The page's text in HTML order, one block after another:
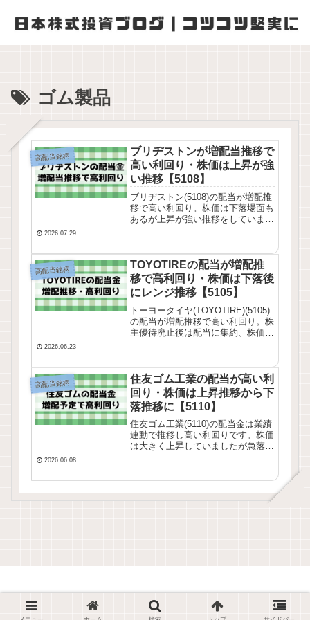
ゴム製品
高配当銘柄
ブリヂストンが増配当推移で
高い利回り・株価は上昇が強
い推移【5108】
ブリヂストン(5108)の配当が増配推
移で高い利回り。株価は下落場面も
あるが上昇が強い推移をしていま
2026.07.29
高配当銘柄
TOYOTIREの配当が増配推
移で高利回り・株価は下落後
にレンジ推移【5105】
トーヨータイヤ(TOYOTIRE)(5105)
の配当が増配推移で高い利回り。株
主優待廃止後は配当に集約、株価は
配当推移を確認してみました。
2026.06.23
高配当銘柄
住友ゴム工業の配当が高い利
回り・株価は上昇推移から下
落推移に【5110】
住友ゴム工業(5110)の配当金は業績
連動で推移し高い利回りです。株価
は大きく上昇していましたが急落し
ました。
2026.06.08
© 2018-2026 日本株式投資ブログ｜コツコツ堅実に株優・配当.